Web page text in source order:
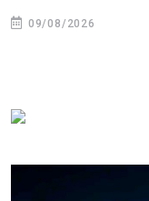
09/08/2026